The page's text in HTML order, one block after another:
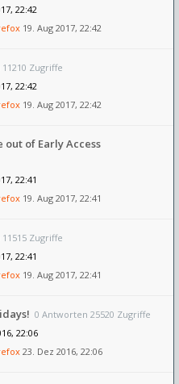
22:42
19. Aug 2017, 22:42
Zugriffe
22:42
19. Aug 2017, 22:42
out of Early Access
22:41
19. Aug 2017, 22:41
Zugriffe
22:41
19. Aug 2017, 22:41
0 Antworten 25520 Zugriffe
22:06
23. Dez 2016, 22:06